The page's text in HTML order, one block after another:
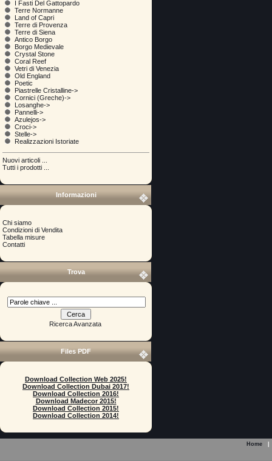
I Fasti Del Gattopardo
Terre Normanne
Land of Capri
Terre di Provenza
Terre di Siena
Antico Borgo
Borgo Medievale
Crystal Stone
Coral Reef
Vetri di Venezia
Old England
Poetic
Piastrelle Cristalline->
Cornici (Greche)->
Losanghe->
Pannelli->
Azulejos->
Croci->
Stelle->
Realizzazioni Istoriate
Nuovi articoli ...
Tutti i prodotti ...
Informazioni
Chi siamo
Condizioni di Vendita
Tabella misure
Contatti
Trova
Ricerca Avanzata
Files PDF
Download Collection Web 2025!
Download Collection Dubai 2017!
Download Collection 2016!
Download Madecor 2015!
Download Collection 2015!
Download Collection 2014!
Home